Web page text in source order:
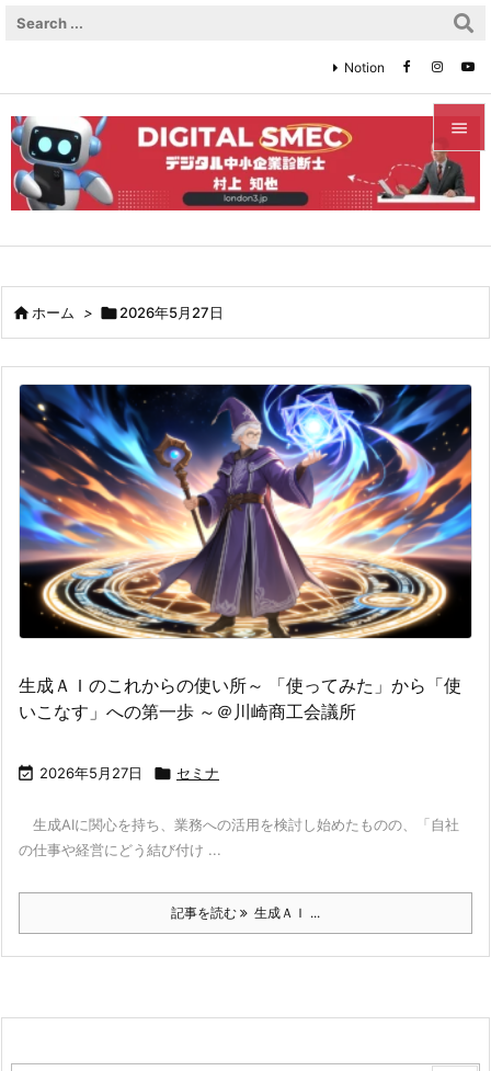


メニュ


次へ

検索
Notion
ホーム > 2026年5月27日
生成ＡＩのこれからの使い所～ 「使ってみた」から「使
いこなす」への第一歩 ～＠川崎商工会議所
 2026年5月27日  セミナ
生成AIに関心を持ち、業務への活用を検討し始めたものの、「自社
の仕事や経営にどう結び付け ...
記事を読む 生成ＡＩ ...